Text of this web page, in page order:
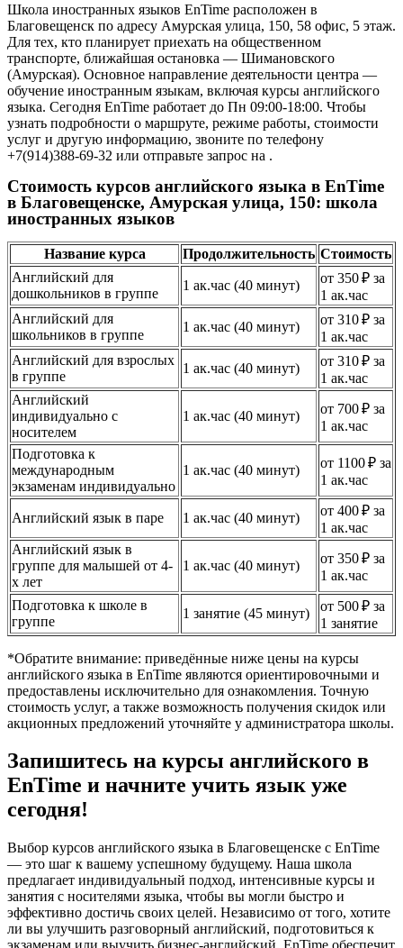
Школа иностранных языков EnTime расположен в
Благовещенск по адресу Амурская улица, 150, 58 офис, 5 этаж.
Для тех, кто планирует приехать на общественном
транспорте, ближайшая остановка — Шимановского
(Амурская). Основное направление деятельности центра —
обучение иностранным языкам, включая курсы английского
языка. Сегодня EnTime работает до Пн 09:00-18:00. Чтобы
узнать подробности о маршруте, режиме работы, стоимости
услуг и другую информацию, звоните по телефону
+7(914)388-69-32 или отправьте запрос на .
Стоимость курсов английского языка в EnTime
в Благовещенске, Амурская улица, 150: школа
иностранных языков
Название курса Продолжительность Стоимость
Английский для
дошкольников в группе
1 ак.час (40 минут)
от 350 ₽ за
1 ак.час
Английский для
школьников в группе
1 ак.час (40 минут)
от 310 ₽ за
1 ак.час
Английский для взрослых
в группе
1 ак.час (40 минут)
от 310 ₽ за
1 ак.час
Английский
индивидуально с
носителем
1 ак.час (40 минут)
от 700 ₽ за
1 ак.час
Подготовка к
международным
экзаменам индивидуально
1 ак.час (40 минут)
от 1100 ₽ за
1 ак.час
Английский язык в паре 1 ак.час (40 минут)
от 400 ₽ за
1 ак.час
Английский язык в
группе для малышей от 4-
х лет
1 ак.час (40 минут)
от 350 ₽ за
1 ак.час
Подготовка к школе в
группе
1 занятие (45 минут)
от 500 ₽ за
1 занятие
*Обратите внимание: приведённые ниже цены на курсы
английского языка в EnTime являются ориентировочными и
предоставлены исключительно для ознакомления. Точную
стоимость услуг, а также возможность получения скидок или
акционных предложений уточняйте у администратора школы.
Запишитесь на курсы английского в
EnTime и начните учить язык уже
сегодня!
Выбор курсов английского языка в Благовещенске с EnTime
— это шаг к вашему успешному будущему. Наша школа
предлагает индивидуальный подход, интенсивные курсы и
занятия с носителями языка, чтобы вы могли быстро и
эффективно достичь своих целей. Независимо от того, хотите
ли вы улучшить разговорный английский, подготовиться к